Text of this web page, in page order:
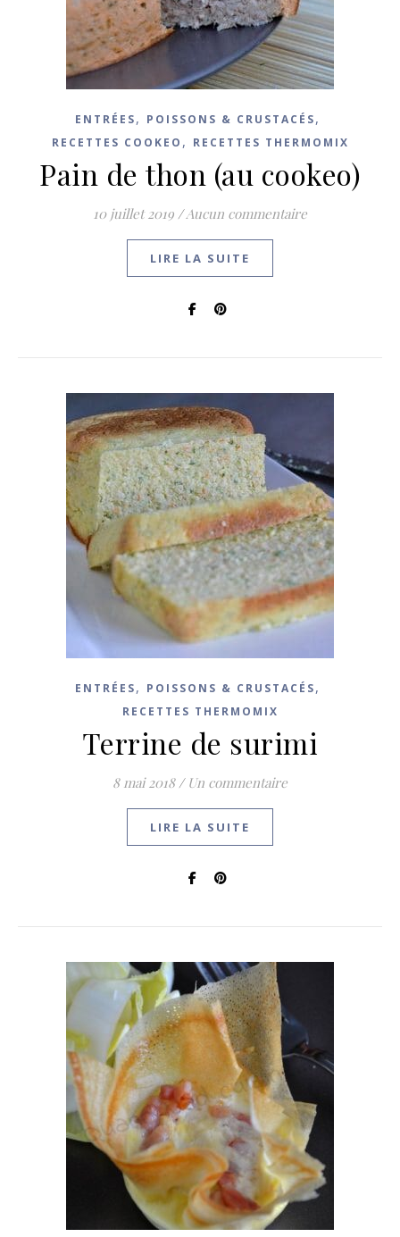
ENTRÉES, POISSONS & CRUSTACÉS,
RECETTES COOKEO , RECETTES THERMOMIX
Pain de thon (au cookeo)
10 juillet 2019 / Aucun commentaire
LIRE LA SUITE
ENTRÉES, POISSONS & CRUSTACÉS,
RECETTES THERMOMIX
Terrine de surimi
8 mai 2018 / Un commentaire
LIRE LA SUITE